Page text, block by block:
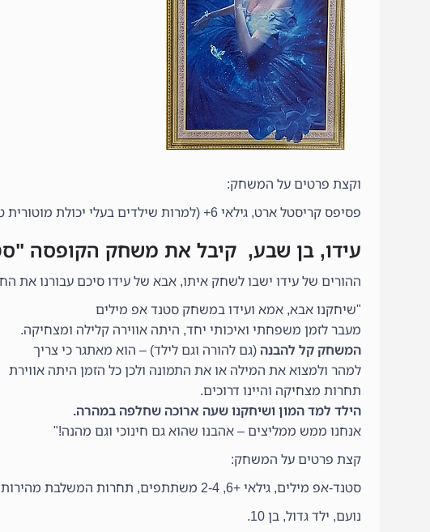
וקצת פרטים על המשחק:
פסיפס קריסטל ארט, גילאי 6+ (למרות שילדים בעלי יכולת מוטורית טובה יכולים להתמודד כבר בגיל צעיר יותר).
עידו, בן שבע, קיבל את משחק הקופסה
ההורים של עידו ישבו לשחק איתו, אבא של עידו סיכם עבורנו את
"שיחקנו אבא, אמא ועידו במשחק סטנד אפ מילים
מעבר לזמן משפחתי ואיכותי יחד, היתה אווירה קלילה ומצחיקה.
המשחק קל להבנה (גם להורה וגם לילד) – הוא מאתגר כי צריך
למהר ולמצוא את המילה או את התמונה ולכן כל הזמן היתה אווירת
תחרות מצחיקה והיינו דרוכים.
הילד למד המון ושיחקנו שעה ארוכה שחלפה במהרה.
אנחנו ממש ממליצים – אהבנו שהוא גם חינוכי וגם מהנה!"
קצת פרטים על המשחק:
סטנד-אפ מילים, גילאי +6, 2-4 משתתפים, תחרות המשלבת מהירות אבחנה תגובה מהירה וחוש הומור.
נועם, ילד גדול, בן 10.